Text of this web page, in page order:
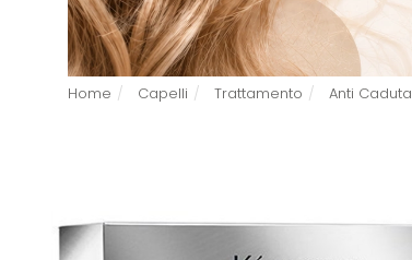
Home Capelli Trattamento Anti Caduta